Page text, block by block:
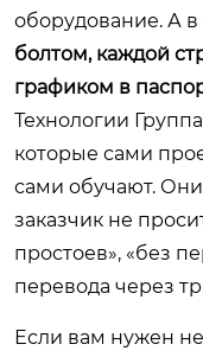
оборудование. А в
болтом, каждой
графиком в
Технологии
которые сами
сами обучают.
заказчик не
простоев», «без
перевода через
Если вам нужен